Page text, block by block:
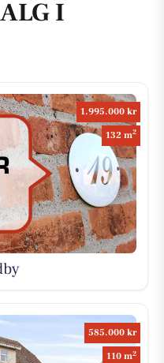
I
1.995.000 kr
132 m2
585.000 kr
110 m2